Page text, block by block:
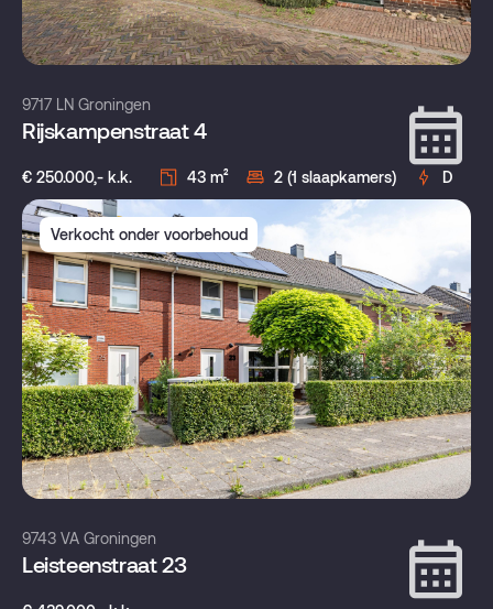
9717 LN Groningen
Rijskampenstraat 4
€ 250.000,- k.k. 43 m² 2 (1 slaapkamers) D
Verkocht onder voorbehoud
9743 VA Groningen
Leisteenstraat 23